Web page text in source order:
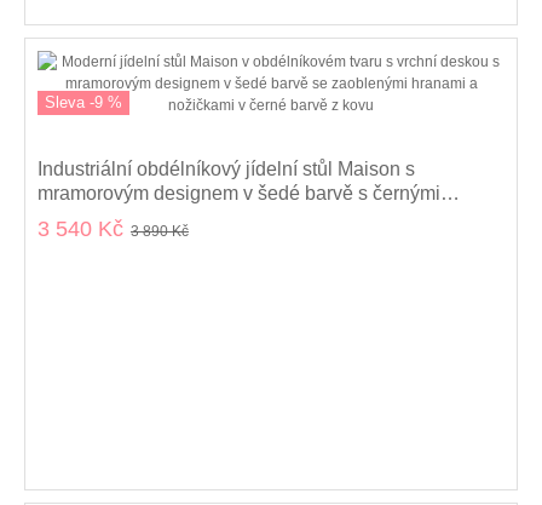
Sleva -9 %
Industriální obdélníkový jídelní stůl Maison s
mramorovým designem v šedé barvě s černými
kovovými nožičkami 140 cm
3 540 Kč 3 890 Kč